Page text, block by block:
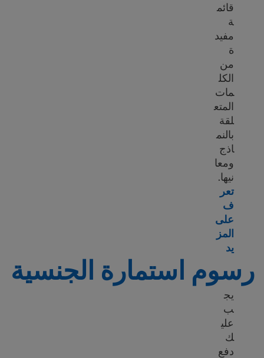
قائم
ة
مفيد
ة
من
الكل
مات
المتع
لقة
بالنم
اذج
ومعا
نيها.
تعر
ف
على
المز
يدتعرّف على المزيد حول تعبئة النموذج N-400، طلب الحصول على التجنس
رسوم استمارة الجنسية
يج
ب
علي
ك
دفع